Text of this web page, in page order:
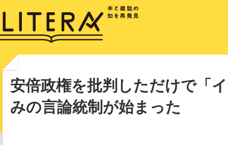
安倍政権を批判しただけで「
みの言論統制が始まった